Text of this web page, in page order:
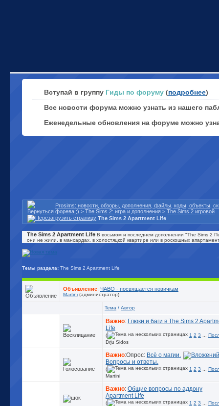
Вступай в группу Гиды по форуму (подробнее)
Все новости форума можно узнать из нашего
Еженедельные обновления на форуме можно
Prosims: новости, обзоры, дополнения, файлы, коды, объекты,
форева ;) > The Sims 2: игра и дополнения > The Sims 2 игровой
The Sims 2 Apartment Life
The Sims 2 Apartment Life В восьмом и последнем дополнении "The Sims 2
они не жили, в мансардах, в холостяцкой квартире или в роскошных
Темы раздела: The Sims 2 Apartment Life
Объявление: ЧАВО - посвящается новичкам
Martini (администратор)
Тема / Автор
Важно: Глюки и баги в The Sims 2
Life
( 1 2 3
Drju Sidos
Важно:Опрос: Всё о магии.
Вопросы и ответы.
( 1 2 3
Martini
Важно: Общие вопросы по аддону
Apartment Life
( 1 2 3